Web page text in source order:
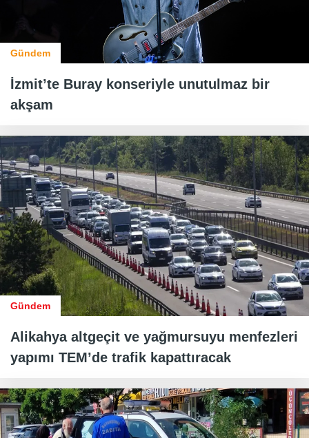
Gündem
İzmit’te Buray konseriyle unutulmaz bir
akşam
Gündem
Alikahya altgeçit ve yağmursuyu menfezleri
yapımı TEM’de trafik kapattıracak